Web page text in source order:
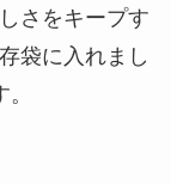
さをキープす
袋に入れまし